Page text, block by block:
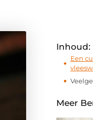
Inhoud:
Een
Meer